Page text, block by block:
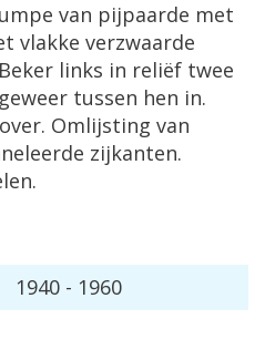
van pijpaarde met
vlakke verzwaarde
links in reliëf twee
tussen hen in.
Omlijsting van
zijkanten.
1940 - 1960